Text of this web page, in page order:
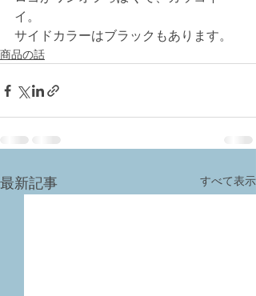
イ。
サイドカラーはブラックもあります。
商品の話
最新記事 すべて表示